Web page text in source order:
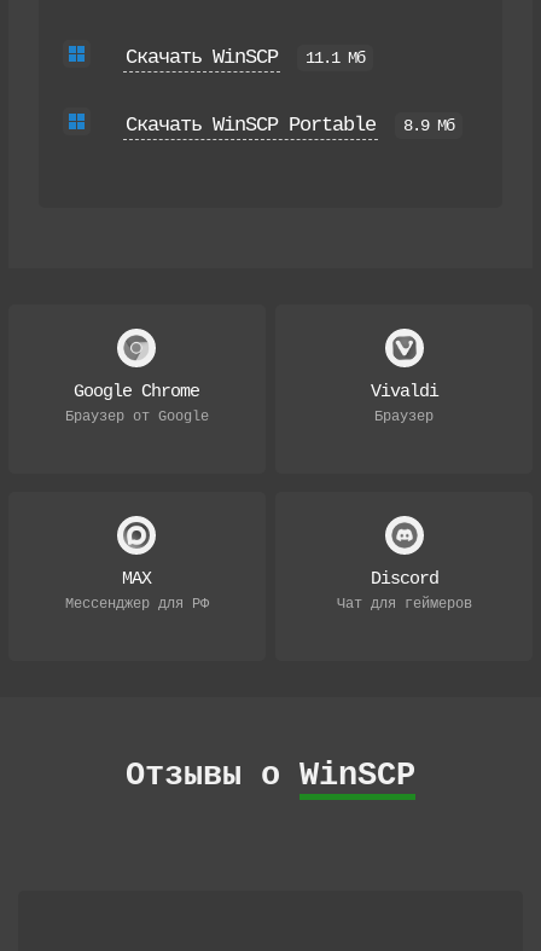
Скачать WinSCP 11.1 Мб
Скачать WinSCP Portable 8.9 Мб
Google Chrome
Браузер от Google
Vivaldi
Браузер
MAX
Мессенджер для РФ
Discord
Чат для геймеров
Отзывы о WinSCP